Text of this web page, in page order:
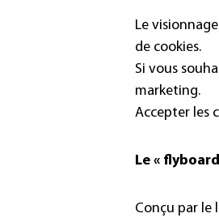
Le
de cookies.
Si vous
marketing.
Accepter les
Le «
Conçu par le